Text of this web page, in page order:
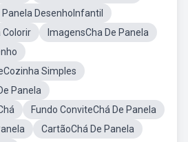
Panela DesenhoInfantil
Colorir
ImagensCha De Panela
Simples
Panela
Fundo ConviteChá De Panela
CartãoChá De Panela